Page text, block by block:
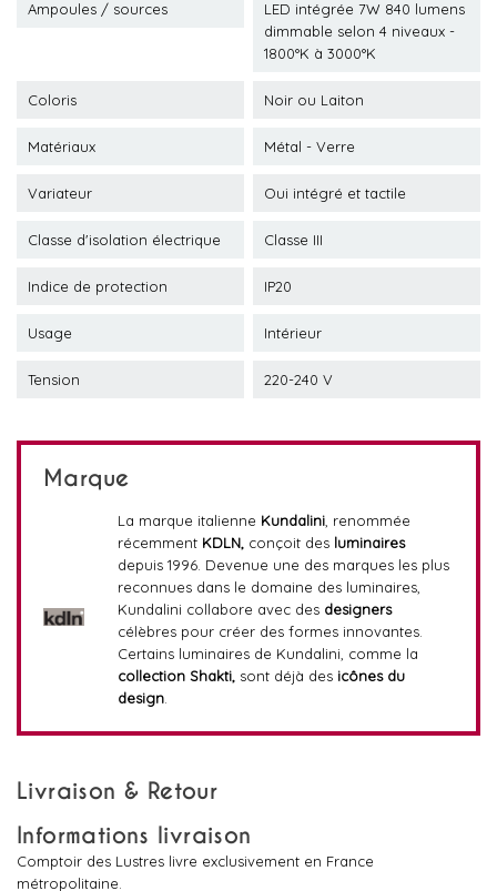
Ampoules / sources
LED intégrée 7W 840 lumens
dimmable selon 4 niveaux -
1800°K à 3000°K
Coloris Noir ou Laiton
Matériaux Métal - Verre
Variateur Oui intégré et tactile
Classe d'isolation électrique Classe III
Indice de protection IP20
Usage Intérieur
Tension 220-240 V
Marque
La marque italienne Kundalini, renommée
récemment KDLN, conçoit des luminaires
depuis 1996. Devenue une des marques les plus
reconnues dans le domaine des luminaires,
Kundalini collabore avec des designers
célèbres pour créer des formes innovantes.
Certains luminaires de Kundalini, comme la
collection Shakti, sont déjà des icônes du
design.
Livraison & Retour
Informations livraison
Comptoir des Lustres livre exclusivement en France
métropolitaine.